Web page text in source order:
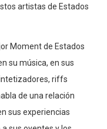
artistas de Estados
Moment de Estados
su música, en sus
riffs
de una relación
sus experiencias